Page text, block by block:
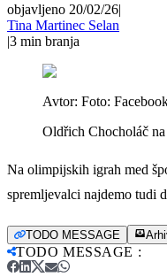
objavljeno 20/02/26|
Tina Martinec Selan
|3 min branja
Avtor: Foto:
Oldřich Chocholáč
Na olimpijskih igrah med
spremljevalci najdemo tudi
TODO MESSAGE
TODO MESSAGE :